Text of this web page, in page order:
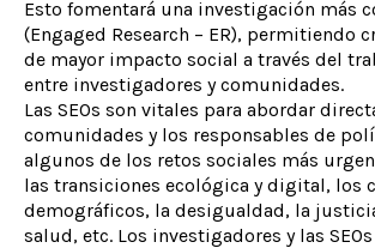
Esto fomentará una investigación más
(Engaged Research – ER), permitiendo
de mayor impacto social a través del
entre investigadores y comunidades.
Las SEOs son vitales para abordar
comunidades y los responsables de
algunos de los retos sociales más
las transiciones ecológica y digital, los
demográficos, la desigualdad, la
salud, etc. Los investigadores y las